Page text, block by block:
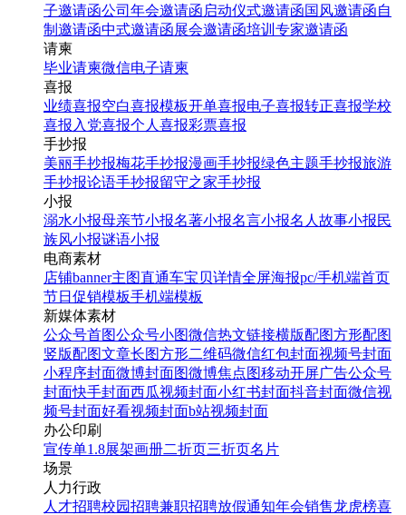
子邀请函公司年会邀请函 启动仪式邀请函国风邀请函自
制邀请函中式邀请函展会邀请函培训专家邀请函
请柬
毕业请柬微信电子请柬
喜报
业绩喜报空白喜报模板开单喜报电子喜报转正喜报学校
喜报 入党喜报个人喜报彩票喜报
手抄报
美丽手抄报梅花手抄报漫画手抄报绿色主题手抄报旅游
手抄报论语手抄报留守之家手抄报
小报
溺水小报母亲节小报名著小报名言小报名人故事小报民
族风小报谜语小报
电商素材
店铺banner主图直通车宝贝详情全屏海报pc/手机端首页
节日促销模板手机端模板
新媒体素材
公众号首图公众号小图微信热文链接横版配图方形配图
竖版配图文章长图方形二维码微信红包封面视频号封面
小程序封面微博封面图微博焦点图移动开屏广告公众号
封面快手封面西瓜视频封面小红书封面抖音封面微信视
频号封面好看视频封面b站视频封面
办公印刷
宣传单1.8展架画册二折页三折页名片
场景
人力行政
人才招聘校园招聘兼职招聘放假通知年会销售龙虎榜喜